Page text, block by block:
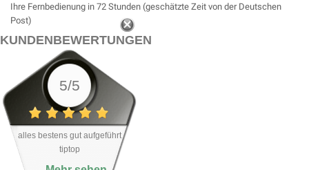
Ihre Fernbedienung in 72 Stunden (geschätzte Zeit von der Deutschen
Post)
KUNDENBEWERTUNGEN
5/5
alles bestens gut aufgeführt
tiptop